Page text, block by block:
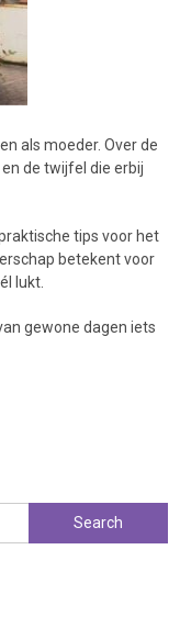
als moeder. Over de
de twijfel die erbij
tips voor het
betekent voor
lukt.
gewone dagen iets